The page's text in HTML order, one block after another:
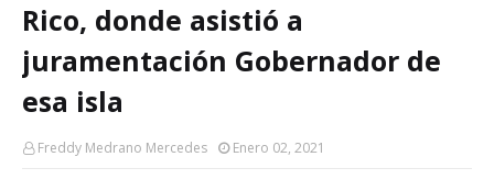
Rico, donde asistió a
juramentación Gobernador de
esa isla
Freddy Medrano Mercedes Enero 02, 2021